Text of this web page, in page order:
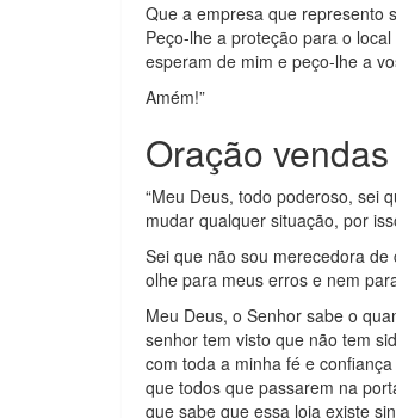
Que a empresa que represento
Peço-lhe a proteção para o
esperam de mim e peço-lhe a
Amém!”
Oração vendas
“Meu Deus, todo poderoso, sei
mudar qualquer situação, por
Sei que não sou merecedora
olhe para meus erros e nem
Meu Deus, o Senhor sabe o
senhor tem visto que não tem
com toda a minha fé e
que todos que passarem na
que sabe que essa loja existe